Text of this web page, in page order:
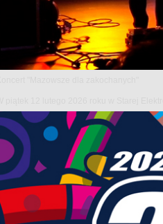
W piątek 12 lutego 2026 roku w Starej